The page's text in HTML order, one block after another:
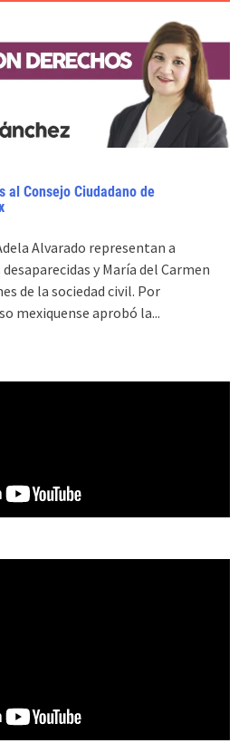
al Consejo Ciudadano de
Alvarado representan a
y María del Carmen
de la sociedad civil. Por
mexiquense aprobó la...